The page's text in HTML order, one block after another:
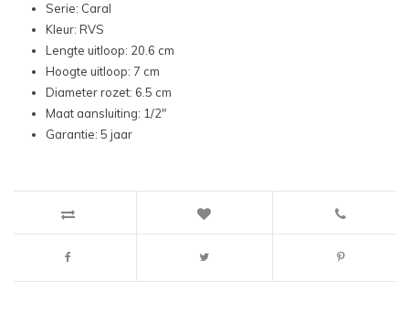
Serie: Caral
Kleur: RVS
Lengte uitloop: 20.6 cm
Hoogte uitloop: 7 cm
Diameter rozet: 6.5 cm
Maat aansluiting: 1/2"
Garantie: 5 jaar